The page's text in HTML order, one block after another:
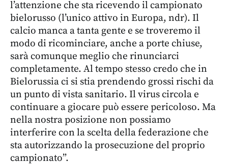
l’attenzione che sta ricevendo il campionato
bielorusso (l’unico attivo in Europa, ndr). Il
calcio manca a tanta gente e se troveremo il
modo di ricominciare, anche a porte chiuse,
sarà comunque meglio che rinunciarci
completamente. Al tempo stesso credo che in
Bielorussia ci si stia prendendo grossi rischi da
un punto di vista sanitario. Il virus circola e
continuare a giocare può essere pericoloso. Ma
nella nostra posizione non possiamo
interferire con la scelta della federazione che
sta autorizzando la prosecuzione del proprio
campionato”.